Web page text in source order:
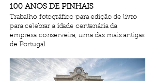
100 ANOS DE PINHAIS
Trabalho fotográfico para edição de livro
para celebrar a idade centenária da
empresa conserveira, uma das mais antigas
de Portugal.